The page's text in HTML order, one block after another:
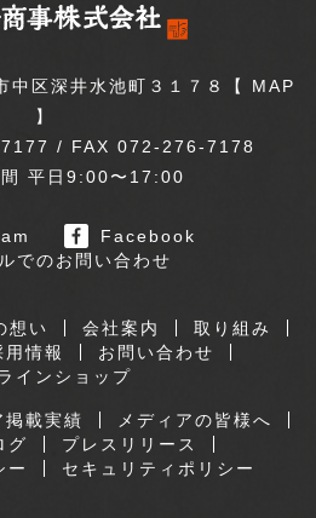
区深井水池町３１７８【 MAP
】
/ FAX 072-276-7178
間 平日9:00〜17:00
Facebook
でのお問い合わせ
想い 会社案内
取り組み
用情報
お問い合わせ
インショップ
掲載実績
メディアの皆様へ
グ
プレスリリース
ー
セキュリティポリシー